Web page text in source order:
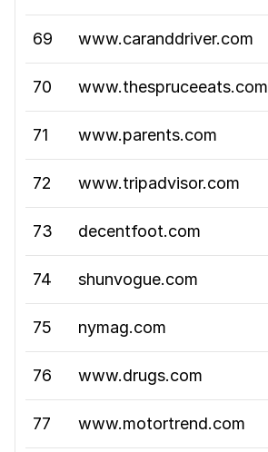
69 www.caranddriver.com
70 www.thespruceeats.com
71 www.parents.com
72 www.tripadvisor.com
73 decentfoot.com
74 shunvogue.com
75 nymag.com
76 www.drugs.com
77 www.motortrend.com